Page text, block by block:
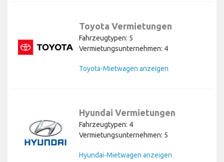
Toyota Vermietungen
Fahrzeugtypen: 5
Vermietungsunternehmen: 4
Toyota-Mietwagen anzeigen
Hyundai Vermietungen
Fahrzeugtypen: 4
Vermietungsunternehmen: 5
Hyundai-Mietwagen anzeigen